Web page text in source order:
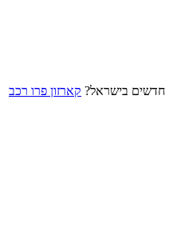
חדשים בישראל? קארזון פרו רכב